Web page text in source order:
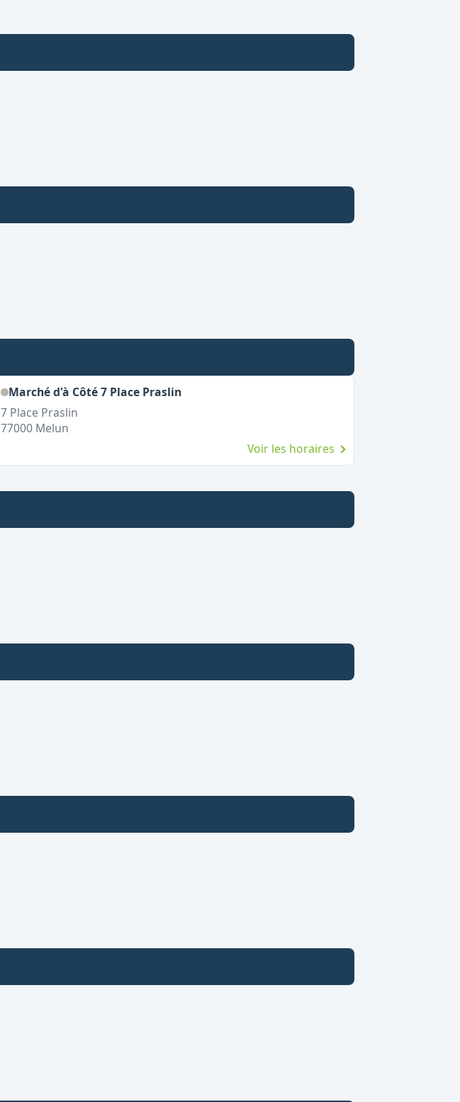
Marché d'à Côté 7 Place Praslin
7 Place Praslin
77000 Melun
Voir les horaires